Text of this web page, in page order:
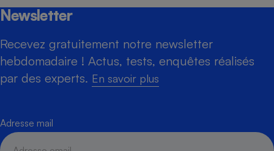
Newsletter
Recevez gratuitement notre newsletter
hebdomadaire ! Actus, tests, enquêtes réalisés
par des experts. En savoir plus
Adresse mail